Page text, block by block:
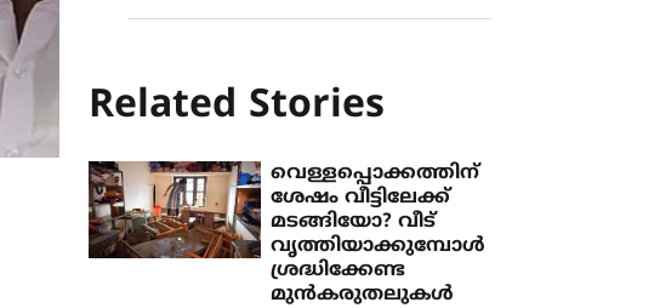
Related Stories
വെള്ളപ്പൊക്കത്തിന്
ശേഷം വീട്ടിലേക്ക്
മടങ്ങിയോ? വീട്
വൃത്തിയാക്കുമ്പോൾ
ശ്രദ്ധിക്കേണ്ട
മുൻകരുതലുകൾ